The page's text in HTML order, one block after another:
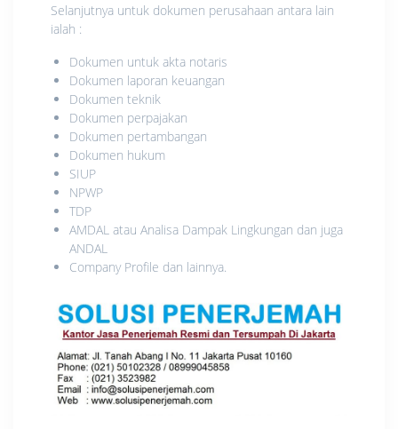
Selanjutnya untuk dokumen perusahaan antara lain
ialah :
Dokumen untuk akta notaris
Dokumen laporan keuangan
Dokumen teknik
Dokumen perpajakan
Dokumen pertambangan
Dokumen hukum
SIUP
NPWP
TDP
AMDAL atau Analisa Dampak Lingkungan dan juga
ANDAL
Company Profile dan lainnya.